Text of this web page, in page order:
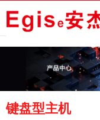
键盘型主机